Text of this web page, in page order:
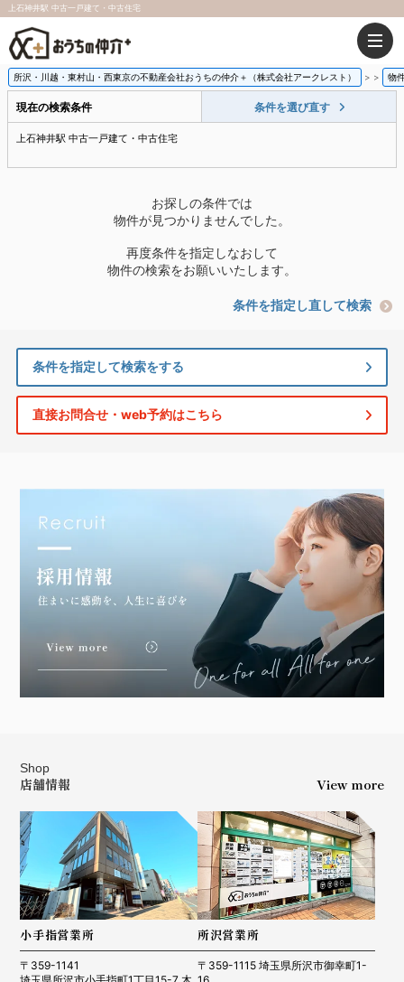
上石神井駅 中古一戸建て・中古住宅
所沢・川越・東村山・西東京の不動産会社おうちの仲介＋（株式会社アークレスト） > 物
現在の検索条件 条件を選び直す
上石神井駅 中古一戸建て・中古住宅
お探しの条件では
物件が見つかりませんでした。
再度条件を指定しなおして
物件の検索をお願いいたします。
条件を指定し直して検索
条件を指定して検索をする
直接お問合せ・web予約はこちら
Shop
店舗情報 View more
小手指営業所
〒359-1141
所沢営業所
〒359-1115 埼玉県所沢市御幸町1-